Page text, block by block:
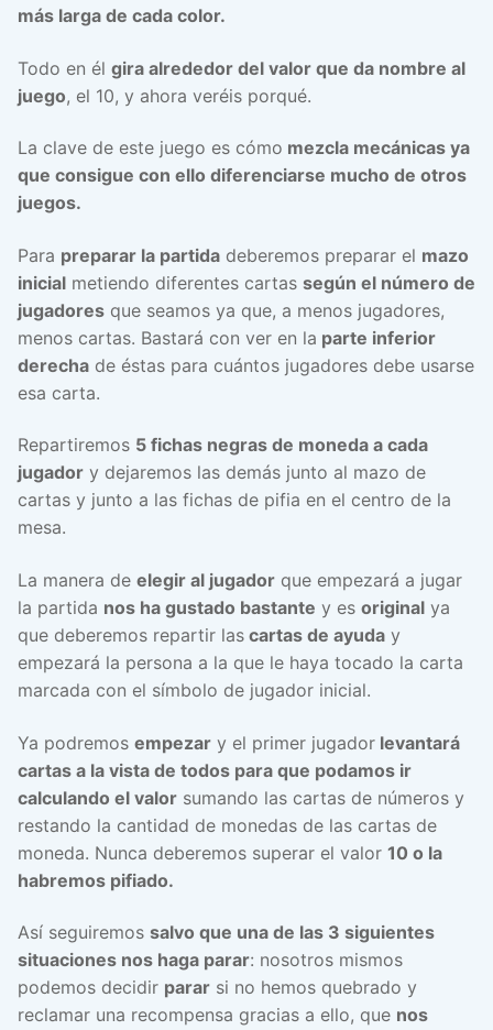
más larga de cada color.
Todo en él gira alrededor del valor que da nombre al
juego, el 10, y ahora veréis porqué.
La clave de este juego es cómo mezcla mecánicas ya
que consigue con ello diferenciarse mucho de otros
juegos.
Para preparar la partida deberemos preparar el mazo
inicial metiendo diferentes cartas según el número de
jugadores que seamos ya que, a menos jugadores,
menos cartas. Bastará con ver en la parte inferior
derecha de éstas para cuántos jugadores debe usarse
esa carta.
Repartiremos 5 fichas negras de moneda a cada
jugador y dejaremos las demás junto al mazo de
cartas y junto a las fichas de pifia en el centro de la
mesa.
La manera de elegir al jugador que empezará a jugar
la partida nos ha gustado bastante y es original ya
que deberemos repartir las cartas de ayuda y
empezará la persona a la que le haya tocado la carta
marcada con el símbolo de jugador inicial.
Ya podremos empezar y el primer jugador levantará
cartas a la vista de todos para que podamos ir
calculando el valor sumando las cartas de números y
restando la cantidad de monedas de las cartas de
moneda. Nunca deberemos superar el valor 10 o la
habremos pifiado.
Así seguiremos salvo que una de las 3 siguientes
situaciones nos haga parar: nosotros mismos
podemos decidir parar si no hemos quebrado y
reclamar una recompensa gracias a ello, que nos